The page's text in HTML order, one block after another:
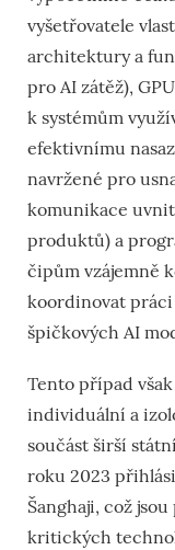
vyšetřovatele
architektury a
pro AI zátěž),
k systémům
efektivnímu
navržené pro
komunikace
produktů) a
čipům vzájemně
koordinovat
špičkových AI
Tento případ
individuální a
součást širší
roku 2023
Šanghaji, což
kritických